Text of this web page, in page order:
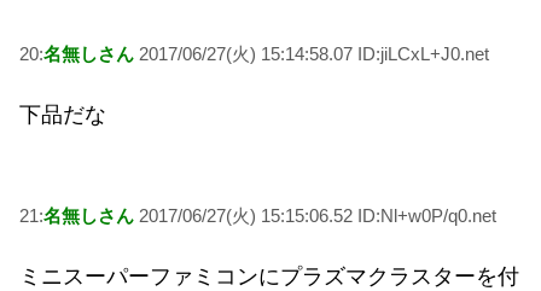
20:名無しさん 2017/06/27(火) 15:14:58.07 ID:jiLCxL+J0.net
下品だな
21:名無しさん 2017/06/27(火) 15:15:06.52 ID:Nl+w0P/q0.net
ミニスーパーファミコンにプラズマクラスターを付